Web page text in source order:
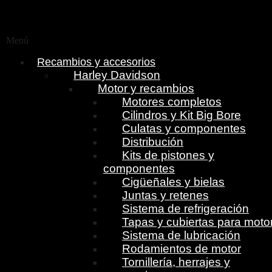
Menú
Recambios y accesorios
Harley Davidson
Motor y recambios
Motores completos
Cilindros y Kit Big Bore
Culatas y componentes
Distribución
Kits de pistones y
componentes
Cigüeñales y bielas
Juntas y retenes
Sistema de refrigeración
Tapas y cubiertas para
Sistema de lubricación
Rodamientos de motor
Tornillería, herrajes y